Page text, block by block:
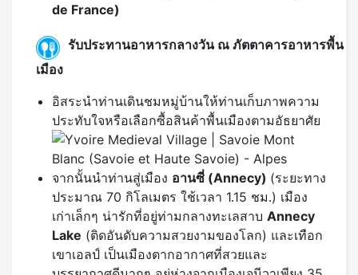
de France)
รับประทานอาหารกลางวัน ณ ภัตตาคารอาหารพื้น
เมือง
อิสระนำท่านเดินชมหมู่บ้านให้ท่านเก็บภาพความ
ประทับใจหรือเลือกซื้อสินค้าพื้นเมืองตามอัธยาศัย
จากนั้นนำท่านสู่เมือง อานซี่ (Annecy) (ระยะทาง
ประมาณ 70 กิโลเมตร ใช้เวลา 1.15 ชม.) เมือง
เก่าเล็กๆ น่ารักที่อยู่ท่ามกลางทะเลสาบ Annecy
Lake (ติดอันดับความสวยงามของโลก) และเทือก
เขาเอลป์ เป็นเมืองตากอากาศที่สวยและ